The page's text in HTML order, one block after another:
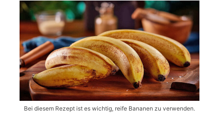
Bei diesem Rezept ist es wichtig, reife Bananen zu verwenden.